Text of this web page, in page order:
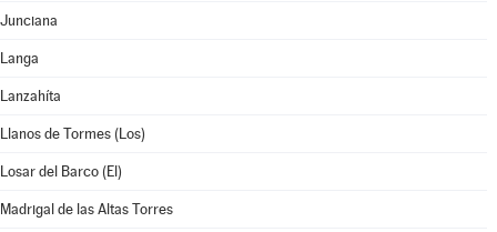
Junciana
Langa
Lanzahíta
Llanos de Tormes (Los)
Losar del Barco (El)
Madrigal de las Altas Torres